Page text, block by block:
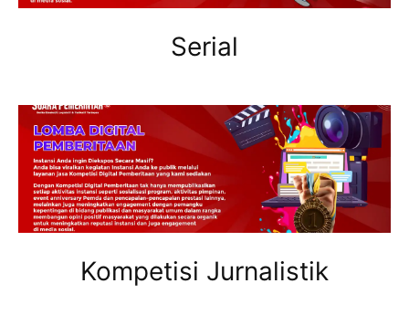
Serial
Kompetisi Jurnalistik